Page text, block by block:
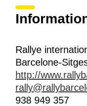
Rallye
Barcelone-
http://
938 949 357